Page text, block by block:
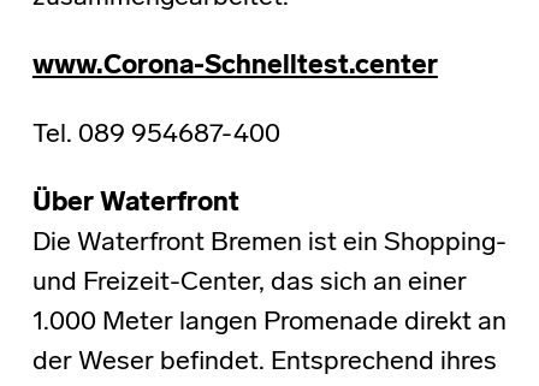
www.Corona-Schnelltest.center
Tel. 089 954687-400
Über Waterfront
Die Waterfront Bremen ist ein Shopping-
und Freizeit-Center, das sich an einer
1.000 Meter langen Promenade direkt an
der Weser befindet. Entsprechend ihres